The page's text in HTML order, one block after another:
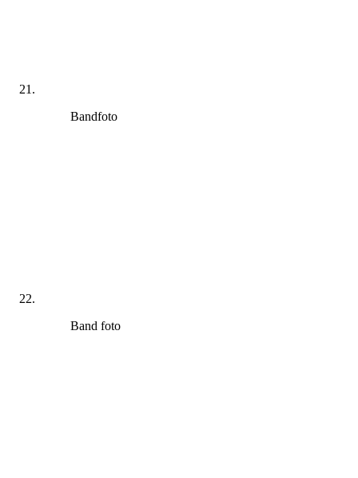
Bandfoto
Band foto